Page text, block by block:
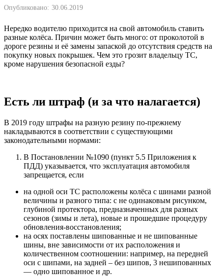
Опубликовано: 30.06.2019
Нередко водителю приходится на свой автомобиль ставить
разные колёса. Причин может быть много: от проколотой в
дороге резины и её замены запаской до отсутствия средств на
покупку новых покрышек. Чем это грозит владельцу ТС,
кроме нарушения безопасной езды?
Есть ли штраф (и за что налагается)
В 2019 году штрафы на разную резину по-прежнему
накладываются в соответствии с существующими
законодательными нормами:
В Постановлении №1090 (пункт 5.5 Приложения к
ПДД) указывается, что эксплуатация автомобиля
запрещается, если
на одной оси ТС расположены колёса с шинами разной
величины и разного типа: с не одинаковым рисунком,
глубиной протектора, предназначенных для разных
сезонов (зимы и лета), новые и прошедшие процедуру
обновления-восстановления;
на осях поставлены шипованные и не шипованные
шины, вне зависимости от их расположения и
количественном соотношении: например, на передней
оси с шипами, на задней – без шипов, 3 нешипованных
— одно шипованное и др.